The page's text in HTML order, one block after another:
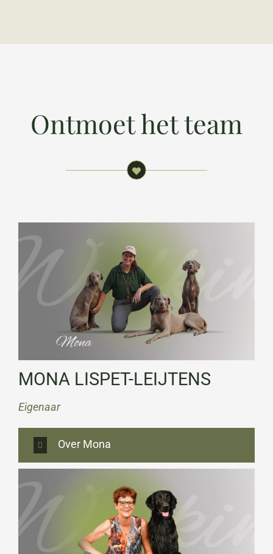
Ontmoet het team
MONA LISPET-LEIJTENS
Eigenaar
Over Mona